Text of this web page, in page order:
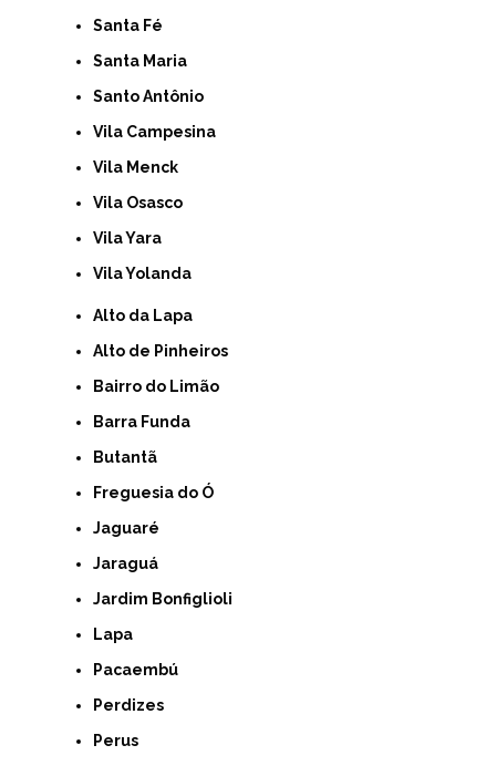
Santa Fé
Santa Maria
Santo Antônio
Vila Campesina
Vila Menck
Vila Osasco
Vila Yara
Vila Yolanda
Alto da Lapa
Alto de Pinheiros
Bairro do Limão
Barra Funda
Butantã
Freguesia do Ó
Jaguaré
Jaraguá
Jardim Bonfiglioli
Lapa
Pacaembú
Perdizes
Perus